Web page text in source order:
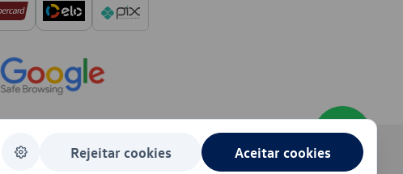
Rejeitar cookies Aceitar cookies